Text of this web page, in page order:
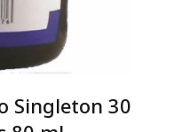
Singleton 30